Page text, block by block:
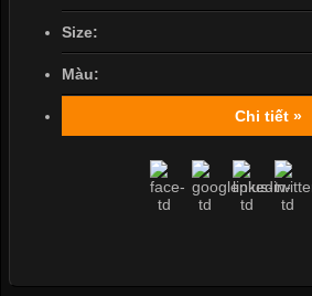
Size:
Màu:
Chi tiết »